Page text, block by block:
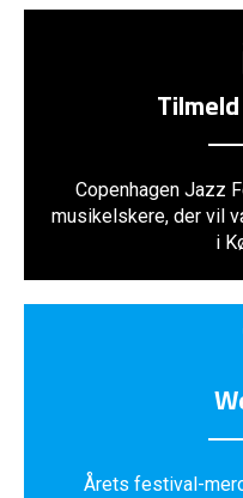
Copenhagen Jazz
musikelskere, der vil
i
Årets festival-